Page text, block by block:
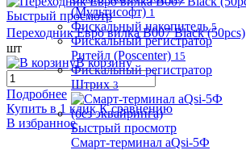
(Мультисофт) 1
Фискальный накопитель 5
Фискальный регистратор
Ритейл (Poscenter) 15
Фискальный регистратор
Штрих 3
Быстрый просмотр
Смарт-терминал aQsi-5Ф
Быстрый просмотр
Переходник Евро вилка B007 Black (50pcs)
шт
В корзину
Подробнее
Купить в 1 клик К сравнению
В избранное